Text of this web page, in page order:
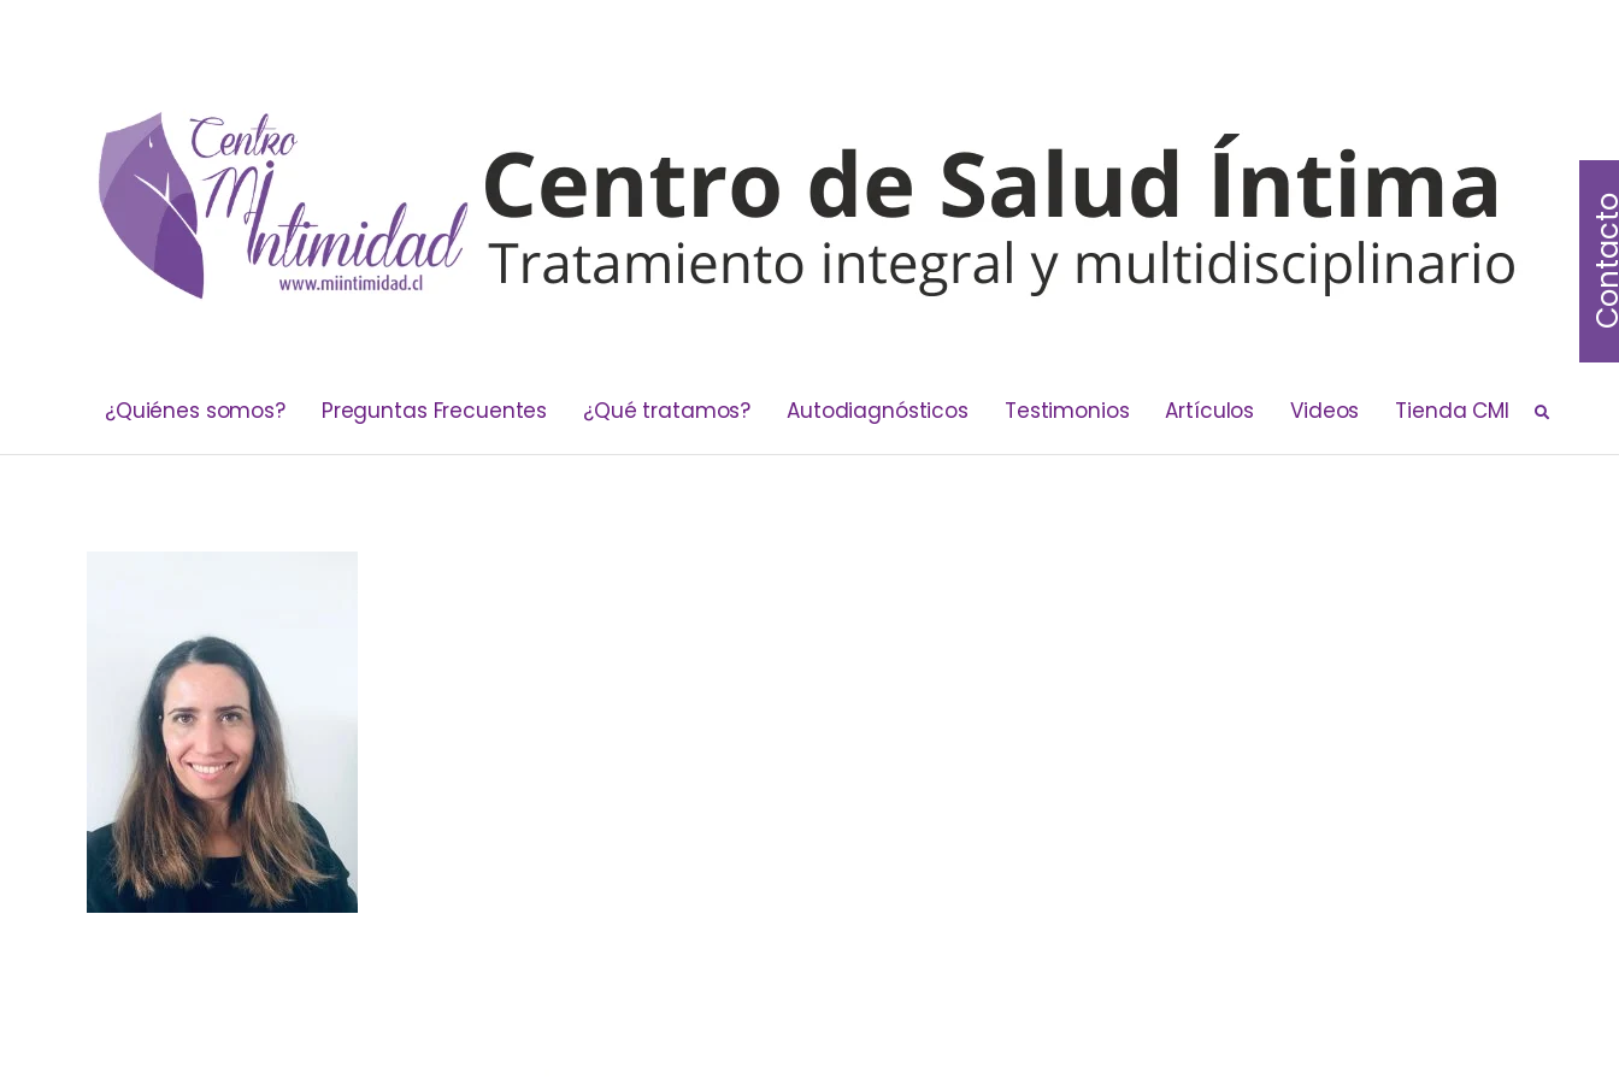
¿Quiénes somos? Preguntas Frecuentes ¿Qué tratamos? Autodiagnósticos Testimonios Artículos Videos Tienda CMI